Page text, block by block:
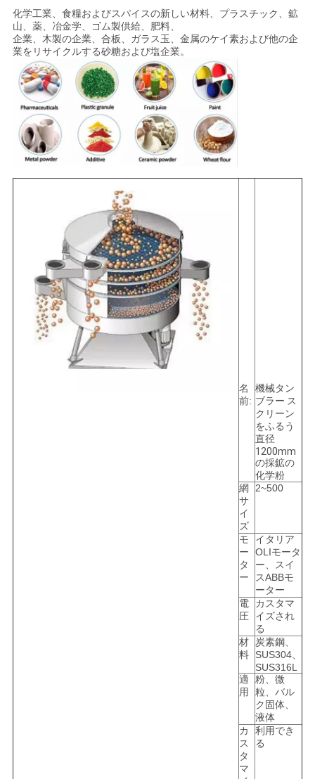
引
用
を
要
求
し
SITEMAP
化学工業、食糧およびスパイスの新しい材料、プラスチック、鉱
山、薬、冶金学、ゴム製供給、肥料、
企業、木製の企業、合板、ガラス玉、金属のケイ素および他の企
業をリサイクルする砂糖および塩企業。
名
前:
機械タン
ブラー ス
クリーン
をふるう
直径
1200mm
の採鉱の
化学粉
網
サ
イ
ズ
2~500
モ
ー
タ
ー
イタリア
OLIモータ
ー、スイ
スABBモ
ーター
電
圧
カスタマ
イズされ
る
材
料
炭素鋼、
SUS304、
SUS316L
適
用
粉、微
粒、バル
ク固体、
液体
カ
ス
タ
マ
利用でき
る